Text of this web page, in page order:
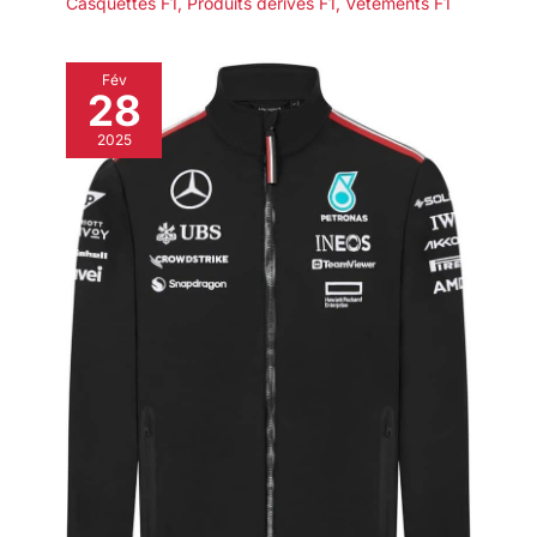
N'hésitez pas à nous contacter
endommagées, nous ferons de
notre mieux pour vous fournir un
SAV très efficace et à l'écoute.
Profitez d'une expérience
d'achat agréable et d'un
sommeil reposant en optant
pour ce lit avec sommier
90x190 cm.
Fév
28
2025